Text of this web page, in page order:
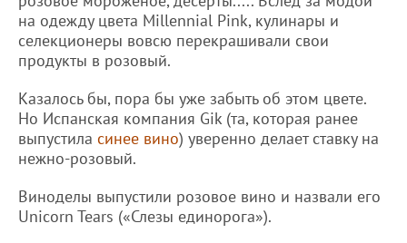
на одежду цвета Millennial Pink, кулинары и
селекционеры вовсю перекрашивали свои
продукты в розовый.
Казалось бы, пора бы уже забыть об этом цвете.
Но Испанская компания Gik (та, которая ранее
выпустила синее вино) уверенно делает ставку на
нежно-розовый.
Виноделы выпустили розовое вино и назвали его
Unicorn Tears («Слезы единорога»).